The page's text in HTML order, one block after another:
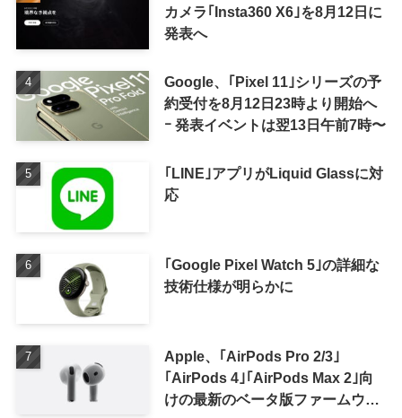
カメラ｢Insta360 X6｣を8月12日に
発表へ
Google、｢Pixel 11｣シリーズの予
約受付を8月12日23時より開始へ
ｰ 発表イベントは翌13日午前7時〜
｢LINE｣アプリがLiquid Glassに対
応
｢Google Pixel Watch 5｣の詳細な
技術仕様が明らかに
Apple、｢AirPods Pro 2/3｣
｢AirPods 4｣｢AirPods Max 2｣向
けの最新のベータ版ファームウェ